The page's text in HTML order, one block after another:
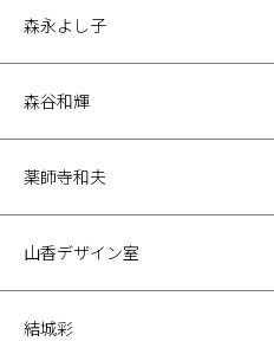
森永よし子
森谷和輝
薬師寺和夫
山香デザイン室
結城彩